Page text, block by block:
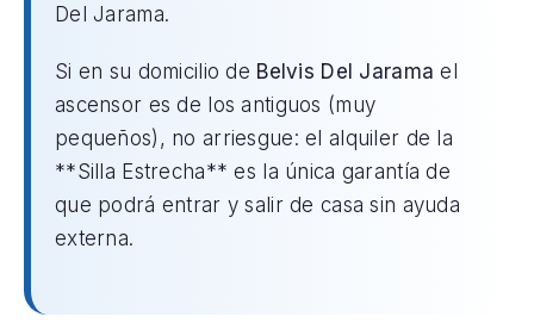
Del Jarama.
Si en su domicilio de Belvis Del Jarama el
ascensor es de los antiguos (muy
pequeños), no arriesgue: el alquiler de la
**Silla Estrecha** es la única garantía de
que podrá entrar y salir de casa sin ayuda
externa.